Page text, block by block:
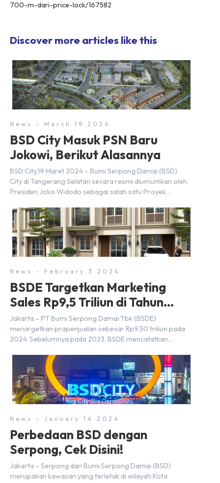
700-m-dari-price-lock/167582
Discover more articles like this
News - March 19 2024
BSD City Masuk PSN Baru
Jokowi, Berikut Alasannya
BSD City,19 Maret 2024 – Bumi Serpong Damai (BSD)
City di Tangerang Selatan secara resmi diumumkan oleh
Presiden Joko Widodo sebagai salah satu Proyek
dibuat oleh Menteri Koordinator Bidang Perekonomian,
Airlangga Hartarto, setelah Rapat Terbatas (ratas)
bersama Jokowi di Istana Kepresidenan pada hari Senin,
18 Maret 2024. Selain […]
News - February 3 2024
BSDE Targetkan Marketing
Sales Rp9,5 Triliun di Tahun
2024
Jakarta – PT Bumi Serpong Damai Tbk (BSDE)
menargetkan prapenjualan sebesar Rp9,50 triliun pada
2024. Sebelumnya pada 2023, BSDE mencatatkan
melampaui target prapenjualan sebesar Rp8,80 triliun.
Menurut Direktur BSDE Hermawan Wijaya menghadapi
2024, kondisi ekonomi global maupun nasional dapat
memengaruhi pertimbangan masyarakat untuk membeli
rumah maupun investasi di sektor […]
News - January 14 2024
Perbedaan BSD dengan
Serpong, Cek Disini!
Jakarta – Serpong dan Bumi Serpong Damai (BSD)
merupakan kawasan yang terletak di wilayah Kota